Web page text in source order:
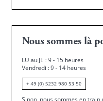
Nous sommes là
LU au JE : 9 - 15 heures
Vendredi : 9 - 14 heures
+ 49 (0) 5232 980 53 50
Sinon, nous sommes en